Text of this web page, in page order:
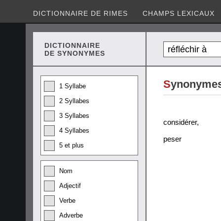
DICTIONNAIRE DE RIMES CHAMPS LEXICAUX
DICTIONNAIRE
DE SYNONYMES
1 Syllabe
2 Syllabes
3 Syllabes
4 Syllabes
5 et plus
Nom
Adjectif
Verbe
Adverbe
S
considérer,
peser